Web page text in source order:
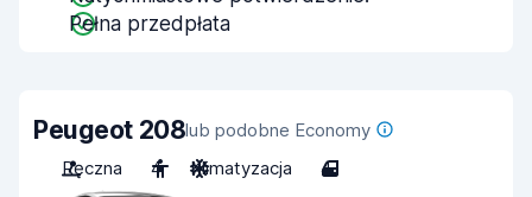
Pełna przedpłata
Peugeot 208lub podobne Economy
Ręczna
4 Klimatyzacja 4